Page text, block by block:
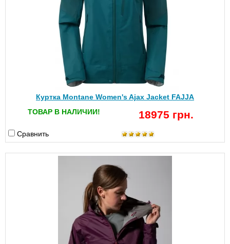
Куртка Montane Women's Ajax Jacket FAJJA
ТОВАР В НАЛИЧИИ!
18975 грн.
Сравнить